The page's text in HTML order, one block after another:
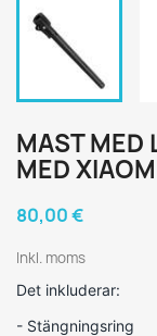
MAST MED
MED
80,00 €
Inkl. moms
Det inkluderar:
- Stängningsring